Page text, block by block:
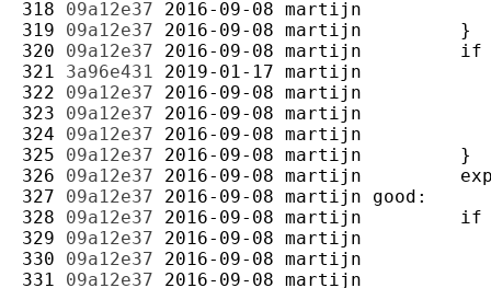
318 09a12e37 2016-09-08 martijn
319 09a12e37 2016-09-08 martijn
320 09a12e37 2016-09-08 martijn
321 3a96e431 2019-01-17 martijn
322 09a12e37 2016-09-08 martijn
323 09a12e37 2016-09-08 martijn
324 09a12e37 2016-09-08 martijn
325 09a12e37 2016-09-08 martijn
326 09a12e37 2016-09-08 martijn
327 09a12e37 2016-09-08 martijn
328 09a12e37 2016-09-08 martijn
329 09a12e37 2016-09-08 martijn
330 09a12e37 2016-09-08 martijn
331 09a12e37 2016-09-08 martijn